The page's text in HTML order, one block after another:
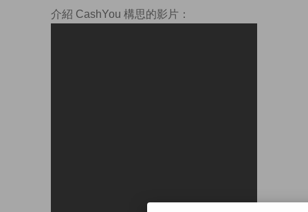
介紹 CashYou 構思的影片：